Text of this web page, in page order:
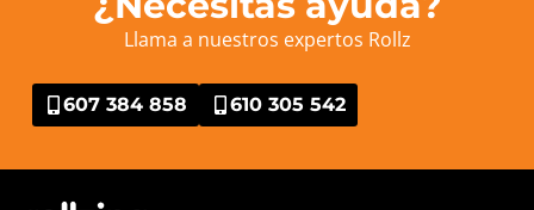
Llama a nuestros expertos Rollz
607 384 858 610 305 542